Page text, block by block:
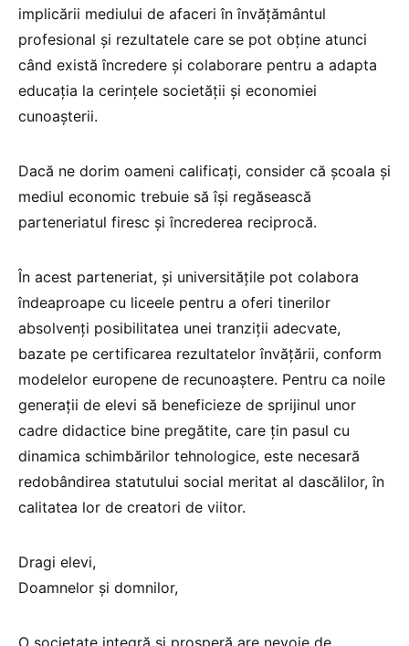
implicării mediului de afaceri în învățământul
profesional și rezultatele care se pot obține atunci
când există încredere și colaborare pentru a adapta
educația la cerințele societății și economiei
cunoașterii.
Dacă ne dorim oameni calificați, consider că școala și
mediul economic trebuie să își regăsească
parteneriatul firesc și încrederea reciprocă.
În acest parteneriat, și universităţile pot colabora
îndeaproape cu liceele pentru a oferi tinerilor
absolvenţi posibilitatea unei tranziţii adecvate,
bazate pe certificarea rezultatelor învăţării, conform
modelelor europene de recunoaştere. Pentru ca noile
generaţii de elevi să beneficieze de sprijinul unor
cadre didactice bine pregătite, care ţin pasul cu
dinamica schimbărilor tehnologice, este necesară
redobândirea statutului social meritat al dascălilor, în
calitatea lor de creatori de viitor.
Dragi elevi,
Doamnelor și domnilor,